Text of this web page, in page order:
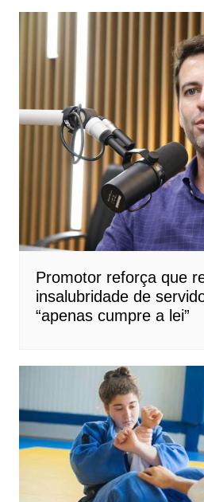
Promotor reforça que
insalubridade de
“apenas cumpre a lei”